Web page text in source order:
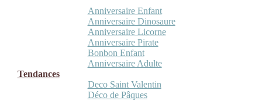
Anniversaire Enfant
Anniversaire Dinosaure
Anniversaire Licorne
Anniversaire Pirate
Bonbon Enfant
Anniversaire Adulte
Tendances
Deco Saint Valentin
Déco de Pâques